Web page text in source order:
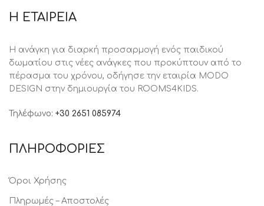
Η ΕΤΑΙΡΕΙΑ
Η ανάγκη για διαρκή προσαρμογή ενός παιδικού
δωματίου στις νέες ανάγκες που προκύπτουν από το
πέρασμα του χρόνου, oδήγησε την εταιρία MODO
DESIGN στην δημιουργία του ROOMS4KIDS.
Τηλέφωνο: +30 2651 085974
ΠΛΗΡΟΦΟΡΙΕΣ
Όροι Χρήσης
Πληρωμές – Αποστολές